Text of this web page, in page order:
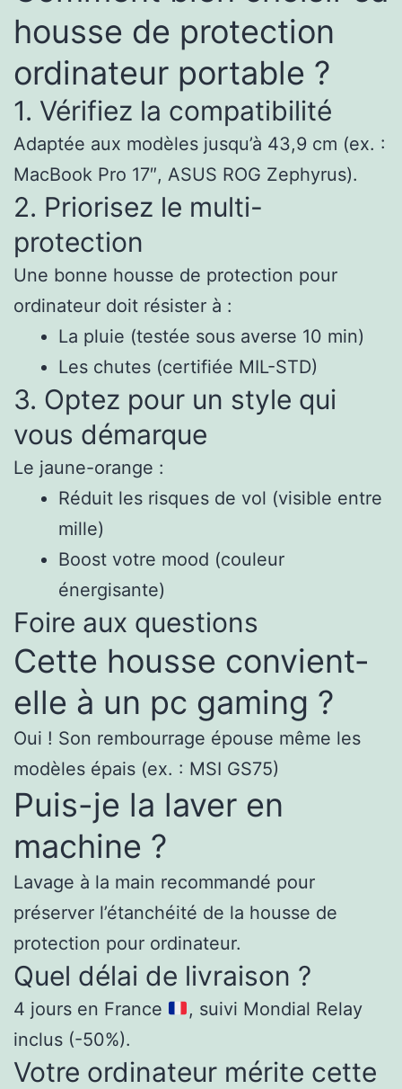
housse de protection
ordinateur portable ?
1. Vérifiez la compatibilité
Adaptée aux modèles jusqu’à 43,9 cm (ex. :
MacBook Pro 17″, ASUS ROG Zephyrus).
2. Priorisez le multi-
protection
Une bonne housse de protection pour
ordinateur doit résister à :
La pluie (testée sous averse 10 min)
Les chutes (certifiée MIL-STD)
3. Optez pour un style qui
vous démarque
Le jaune-orange :
Réduit les risques de vol (visible entre
mille)
Boost votre mood (couleur
énergisante)
Foire aux questions
Cette housse convient-
elle à un pc gaming ?
Oui ! Son rembourrage épouse même les
modèles épais (ex. : MSI GS75)
Puis-je la laver en
machine ?
Lavage à la main recommandé pour
préserver l’étanchéité de la housse de
protection pour ordinateur.
Quel délai de livraison ?
4 jours en France
, suivi Mondial Relay
inclus (-50%).
Votre ordinateur mérite cette